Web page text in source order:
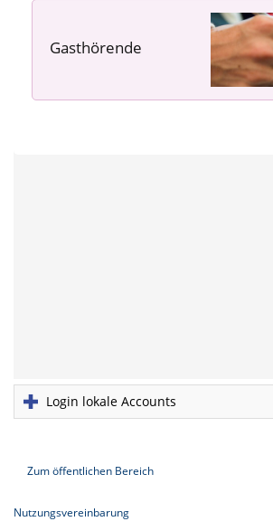
Gasthörende
Login lokale Accounts
Zum öffentlichen Bereich
Nutzungsvereinbarung